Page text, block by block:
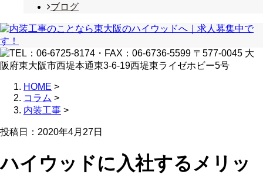
ブログ
HOME >
コラム >
内装工事 >
投稿日：2020年4月27日
ハイウッドに入社するメリッ